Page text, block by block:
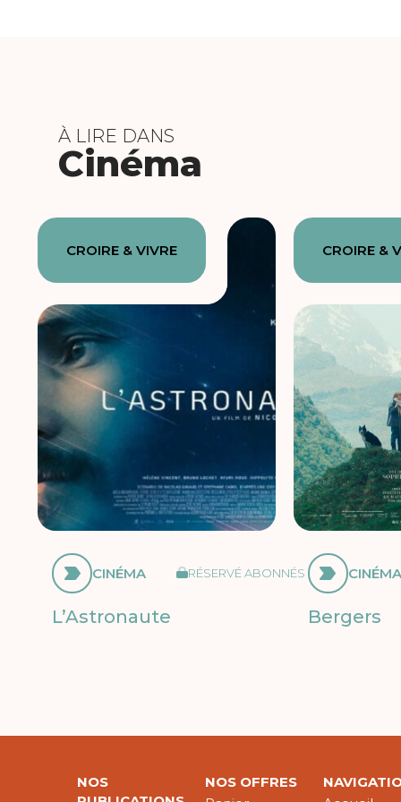
À LIRE DANS
Cinéma
CROIRE & VIVRE
CINÉMA RÉSERVÉ ABONNÉS
L’Astronaute
CROIRE &
CINÉMA
Bergers
NOS
NOS OFFRES